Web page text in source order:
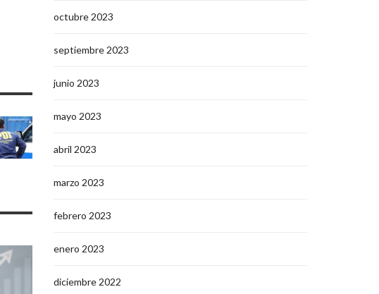
octubre 2023
septiembre 2023
junio 2023
mayo 2023
abril 2023
marzo 2023
febrero 2023
enero 2023
diciembre 2022